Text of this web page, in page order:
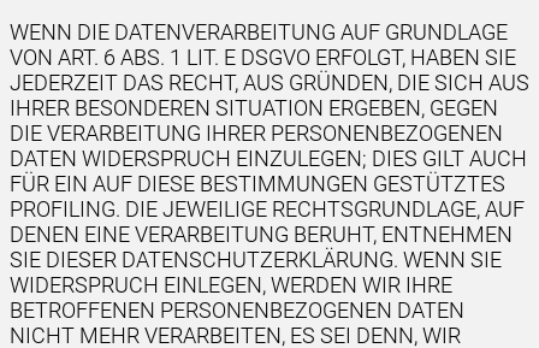
WENN DIE DATENVERARBEITUNG AUF GRUNDLAGE
VON ART. 6 ABS. 1 LIT. E DSGVO ERFOLGT, HABEN SIE
JEDERZEIT DAS RECHT, AUS GRÜNDEN, DIE SICH AUS
IHRER BESONDEREN SITUATION ERGEBEN, GEGEN
DIE VERARBEITUNG IHRER PERSONENBEZOGENEN
DATEN WIDERSPRUCH EINZULEGEN; DIES GILT AUCH
FÜR EIN AUF DIESE BESTIMMUNGEN GESTÜTZTES
PROFILING. DIE JEWEILIGE RECHTSGRUNDLAGE, AUF
DENEN EINE VERARBEITUNG BERUHT, ENTNEHMEN
SIE DIESER DATENSCHUTZERKLÄRUNG. WENN SIE
WIDERSPRUCH EINLEGEN, WERDEN WIR IHRE
BETROFFENEN PERSONENBEZOGENEN DATEN
NICHT MEHR VERARBEITEN, ES SEI DENN, WIR